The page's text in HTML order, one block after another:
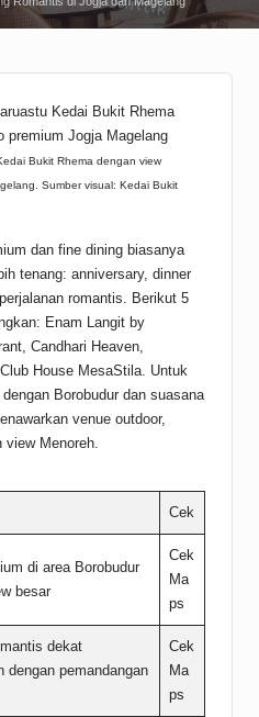
Bukit Rhema dengan view
Sumber visual: Kedai Bukit
dan fine dining biasanya
tenang: anniversary, dinner
romantis. Berikut 5
Enam Langit by
Candhari Heaven,
House MesaStila. Untuk
Borobudur dan suasana
venue outdoor,
view Menoreh.
Cek
di area Borobudur
besar
Cek
Ma
ps
dekat
dengan pemandangan
Cek
Ma
ps